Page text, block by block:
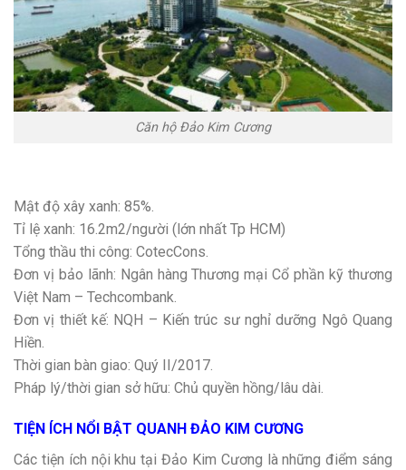
Căn hộ Đảo Kim Cương
Mật độ xây xanh: 85%.
Tỉ lệ xanh: 16.2m2/người (lớn nhất Tp HCM)
Tổng thầu thi công: CotecCons.
Đơn vị bảo lãnh: Ngân hàng Thương mại Cổ phần kỹ thương
Việt Nam – Techcombank.
Đơn vị thiết kế: NQH – Kiến trúc sư nghỉ dưỡng Ngô Quang
Hiền.
Thời gian bàn giao: Quý II/2017.
Pháp lý/thời gian sở hữu: Chủ quyền hồng/lâu dài.
TIỆN ÍCH NỔI BẬT QUANH ĐẢO KIM CƯƠNG
Các tiện ích nội khu tại Đảo Kim Cương là những điểm sáng